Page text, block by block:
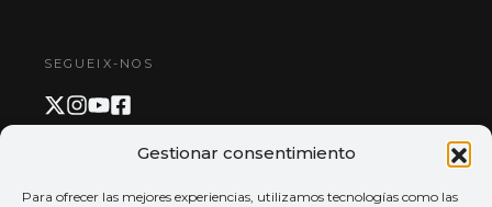
Gestionar consentimiento
Para ofrecer las mejores experiencias, utilizamos tecnologías como las
SEGUEIX-NOS
PAGAMENT I APP